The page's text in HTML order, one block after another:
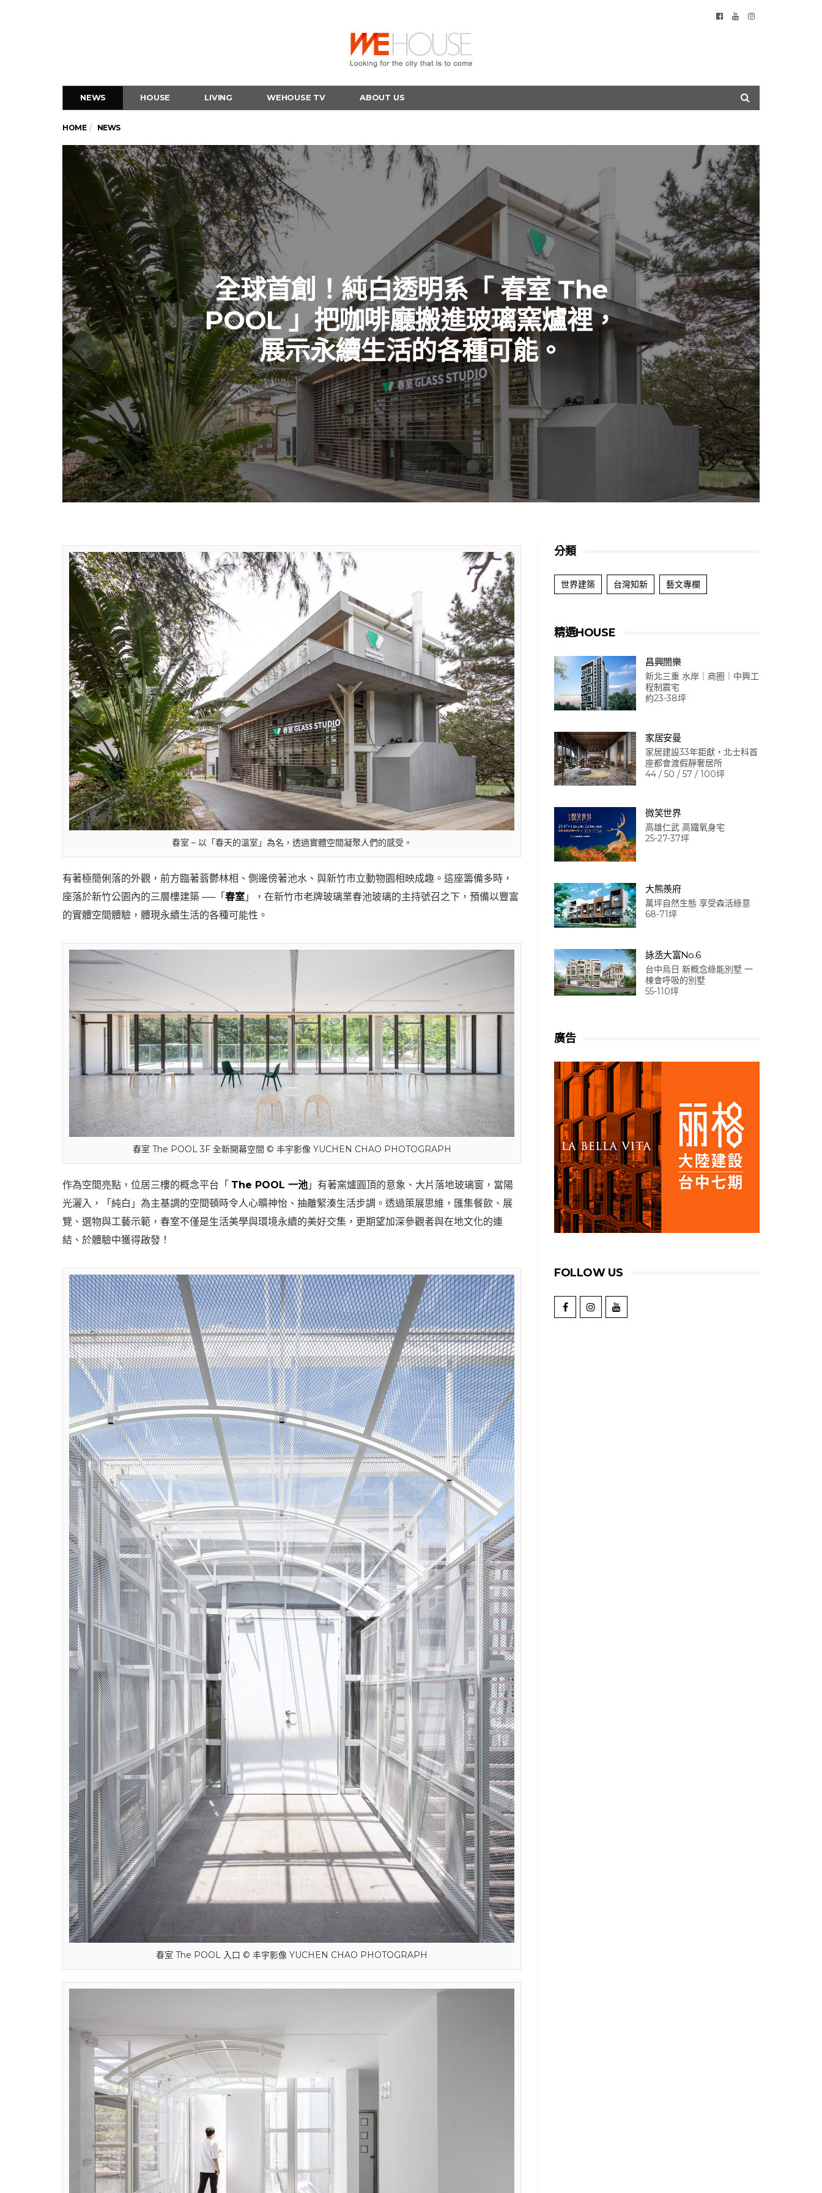
NEWS HOUSE LIVING WEHOUSE TV ABOUT US
HOME NEWS
全球首創！純白透明系「 春室 The
POOL 」把咖啡廳搬進玻璃窯爐裡，
展示永續生活的各種可能。
春室 – 以「春天的溫室」為名，透過實體空間凝聚人們的感受。
有著極簡俐落的外觀，前方臨著蓊鬱林相、側邊傍著池水、與新竹市立動物園相映成趣。這座籌備多時，
座落於新竹公園內的三層樓建築 ──「 春室 」，在新竹市老牌玻璃業春池玻璃的主持號召之下，預備以豐富
的實體空間體驗，體現永續生活的各種可能性。
春室 The POOL 3F 全新開幕空間 © 丰宇影像 YUCHEN CHAO PHOTOGRAPH
作為空間亮點，位居三樓的概念平台「 The POOL 一池 」有著窯爐圓頂的意象、大片落地玻璃窗，當陽
光灑入，「純白」為主基調的空間頓時令人心曠神怡、抽離緊湊生活步調。透過策展思維，匯集餐飲、展
覽、選物與工藝示範，春室不僅是生活美學與環境永續的美好交集，更期望加深參觀者與在地文化的連
結、於體驗中獲得啟發！
春室 The POOL 入口 © 丰宇影像 YUCHEN CHAO PHOTOGRAPH
分類
世界建築 台灣知新 藝文專欄
精選HOUSE
昌興閤樂
新北三重 水岸｜商圈｜中興工
程制震宅
約23-38坪
家居安曼
家居建設33年鉅獻，北士科首
座都會渡假靜奢居所
44 / 50 / 57 / 100坪
微笑世界
高雄仁武 高鐵氧身宅
25-27-37坪
大熊羨府
萬坪自然生態 享受森活綠意
68-71坪
詠丞大富No.6
台中烏日 新概念綠能別墅 一
棟會呼吸的別墅
55-110坪
廣告
FOLLOW US